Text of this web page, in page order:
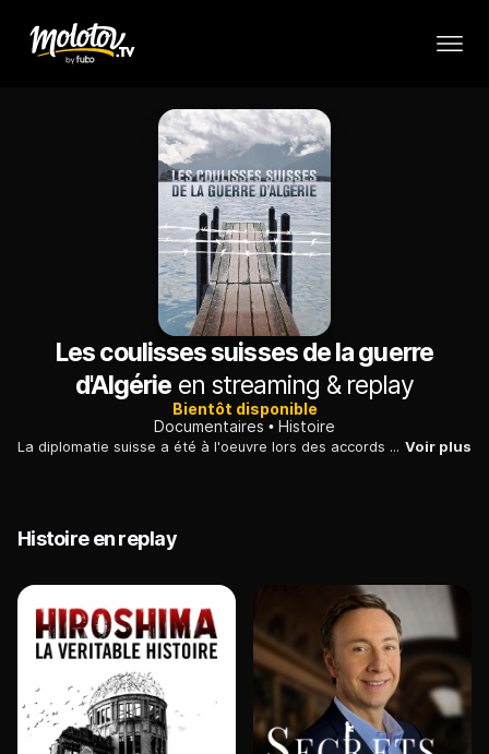
Les coulisses suisses de la guerre
d'Algérie en streaming & replay
Bientôt disponible
Documentaires
Histoire
La diplomatie suisse a été à l'oeuvre lors des accords d'Evian en 1962 lors de la fin de la guerre d'Algérie : retour sur des tractations secrètes. Voir plus
Histoire en replay